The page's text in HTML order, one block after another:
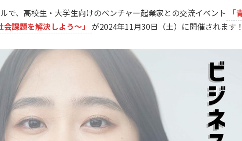
で、高校生・大学生向けのベンチャー起業家との交流イベント
「
課題を解決しよう～」 が2024年11月30日（土）に開催されます